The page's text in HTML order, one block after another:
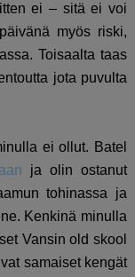
ei – sitä ei voi
myös riski,
Toisaalta taas
jota puvulta
ei ollut. Batel
ja olin ostanut
tohinassa ja
Kenkinä minulla
Vansin old skool
samaiset kengät